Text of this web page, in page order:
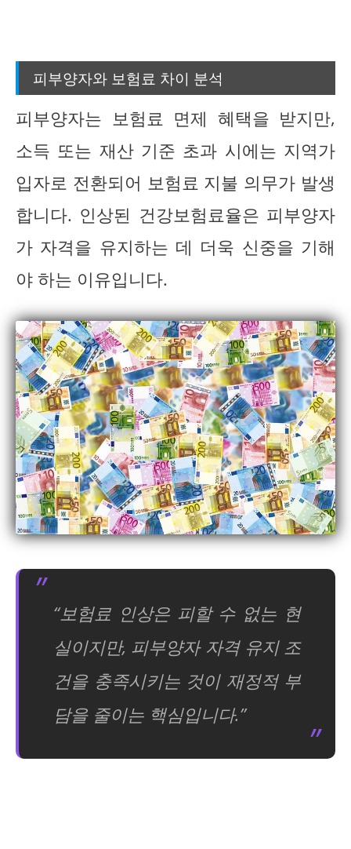
피부양자와 보험료 차이 분석
피부양자는 보험료 면제 혜택을 받지만,
소득 또는 재산 기준 초과 시에는 지역가
입자로 전환되어 보험료 지불 의무가 발생
합니다. 인상된 건강보험료율은 피부양자
가 자격을 유지하는 데 더욱 신중을 기해
야 하는 이유입니다.
“보험료 인상은 피할 수 없는 현
실이지만, 피부양자 자격 유지 조
건을 충족시키는 것이 재정적 부
담을 줄이는 핵심입니다.”